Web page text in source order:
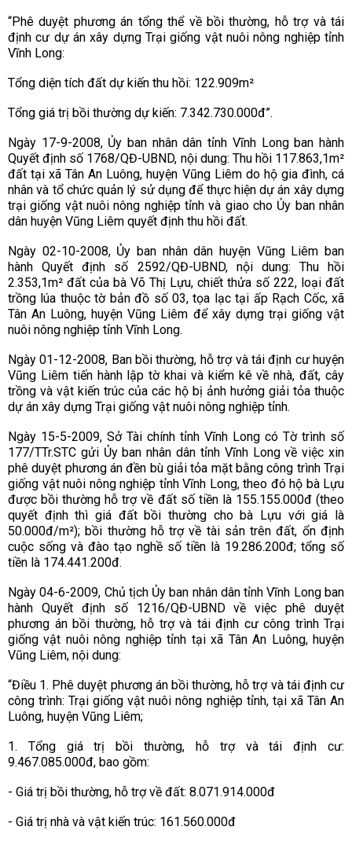
“Phê duyệt phương án tổng thể về bồi thường, hỗ trợ và tái
định cư dự án xây dựng Trại giống vật nuôi nông nghiệp tỉnh
Vĩnh Long:
Tổng diện tích đất dự kiến thu hồi: 122.909m²
Tổng giá trị bồi thường dự kiến: 7.342.730.000đ”.
Ngày 17-9-2008, Ủy ban nhân dân tỉnh Vĩnh Long ban hành
Quyết định số 1768/QĐ-UBND, nội dung: Thu hồi 117.863,1m²
đất tại xã Tân An Luông, huyện Vũng Liêm do hộ gia đình, cá
nhân và tổ chức quản lý sử dụng để thực hiện dự án xây dựng
trại giống vật nuôi nông nghiệp tỉnh và giao cho Ủy ban nhân
dân huyện Vũng Liêm quyết định thu hồi đất.
Ngày 02-10-2008, Ủy ban nhân dân huyện Vũng Liêm ban
hành Quyết định số 2592/QĐ-UBND, nội dung: Thu hồi
2.353,1m² đất của bà Võ Thị Lựu, chiết thửa số 222, loại đất
trồng lúa thuộc tờ bản đồ số 03, tọa lạc tại ấp Rạch Cốc, xã
Tân An Luông, huyện Vũng Liêm để xây dựng trại giống vật
nuôi nông nghiệp tỉnh Vĩnh Long.
Ngày 01-12-2008, Ban bồi thường, hỗ trợ và tái định cư huyện
Vũng Liêm tiến hành lập tờ khai và kiểm kê về nhà, đất, cây
trồng và vật kiến trúc của các hộ bị ảnh hưởng giải tỏa thuộc
dự án xây dựng Trại giống vật nuôi nông nghiệp tỉnh.
Ngày 15-5-2009, Sở Tài chính tỉnh Vĩnh Long có Tờ trình số
177/TTr.STC gửi Ủy ban nhân dân tỉnh Vĩnh Long về việc xin
phê duyệt phương án đền bù giải tỏa mặt bằng công trình Trại
giống vật nuôi nông nghiệp tỉnh Vĩnh Long, theo đó hộ bà Lựu
được bồi thường hỗ trợ về đất số tiền là 155.155.000đ (theo
quyết định thì giá đất bồi thường cho bà Lựu với giá là
50.000đ/m²); bồi thường hỗ trợ về tài sản trên đất, ổn định
cuộc sống và đào tạo nghề số tiền là 19.286.200đ; tổng số
tiền là 174.441.200đ.
Ngày 04-6-2009, Chủ tịch Ủy ban nhân dân tỉnh Vĩnh Long ban
hành Quyết định số 1216/QĐ-UBND về việc phê duyệt
phương án bồi thường, hỗ trợ và tái định cư công trình Trại
giống vật nuôi nông nghiệp tỉnh tại xã Tân An Luông, huyện
Vũng Liêm, nội dung:
“Điều 1. Phê duyệt phương án bồi thường, hỗ trợ và tái định cư
công trình: Trại giống vật nuôi nông nghiệp tỉnh, tại xã Tân An
Luông, huyện Vũng Liêm;
1. Tổng giá trị bồi thường, hỗ trợ và tái định cư:
9.467.085.000đ, bao gồm:
- Giá trị bồi thường, hỗ trợ về đất: 8.071.914.000đ
- Giá trị nhà và vật kiến trúc: 161.560.000đ